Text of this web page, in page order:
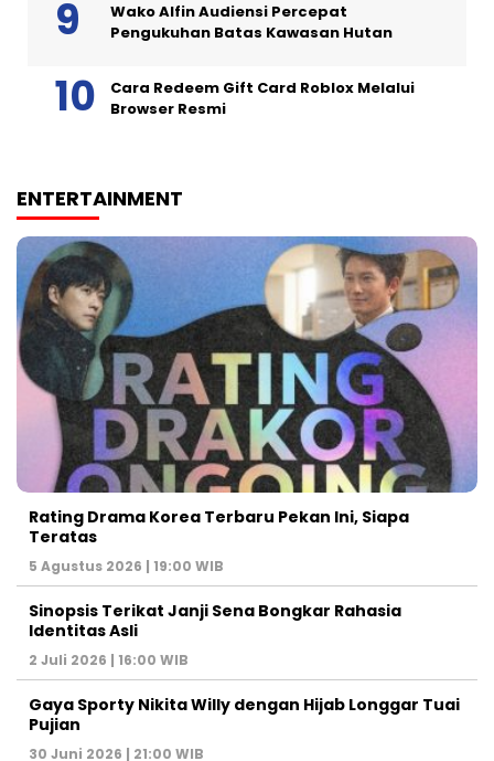
Wako Alfin Audiensi Percepat
Pengukuhan Batas Kawasan Hutan
Cara Redeem Gift Card Roblox Melalui
Browser Resmi
ENTERTAINMENT
Rating Drama Korea Terbaru Pekan Ini, Siapa
Teratas
5 Agustus 2026 | 19:00 WIB
Sinopsis Terikat Janji Sena Bongkar Rahasia
Identitas Asli
2 Juli 2026 | 16:00 WIB
Gaya Sporty Nikita Willy dengan Hijab Longgar Tuai
Pujian
30 Juni 2026 | 21:00 WIB